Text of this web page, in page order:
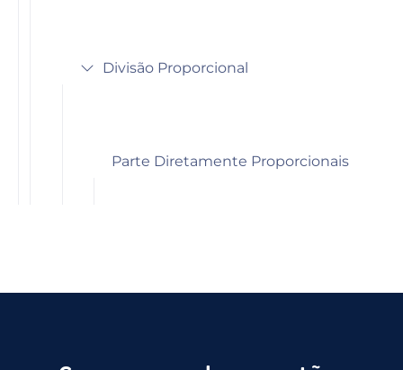
Divisão Proporcional
Parte Diretamente Proporcionais